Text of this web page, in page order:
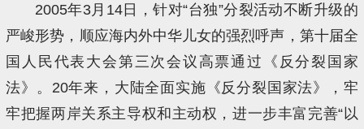
2005年3月14日，针对“台独”分裂活动不断升级的
严峻形势，顺应海内外中华儿女的强烈呼声，第十届全
国人民代表大会第三次会议高票通过《反分裂国家
法》。20年来，大陆全面实施《反分裂国家法》，牢
牢把握两岸关系主导权和主动权，进一步丰富完善“以